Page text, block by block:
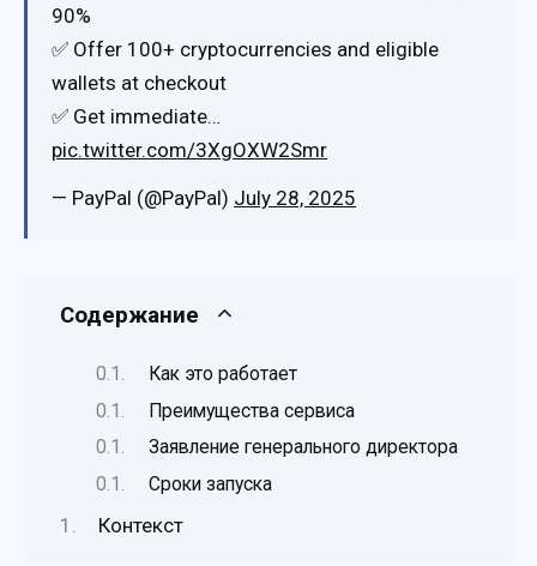
90%
✅ Offer 100+ cryptocurrencies and eligible
wallets at checkout
✅ Get immediate…
pic.twitter.com/3XgOXW2Smr
— PayPal (@PayPal) July 28, 2025
Содержание
Как это работает
Преимущества сервиса
Заявление генерального директора
Сроки запуска
Контекст